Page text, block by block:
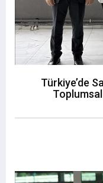
Türkiye’de